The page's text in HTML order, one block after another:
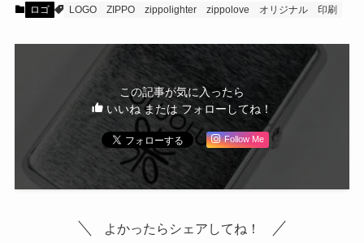
ロゴ LOGO ZIPPO zippolighter zippolove オリジナル 印刷
この記事が気に入ったら
いいね または フォローしてね！
Follow Me
よかったらシェアしてね！